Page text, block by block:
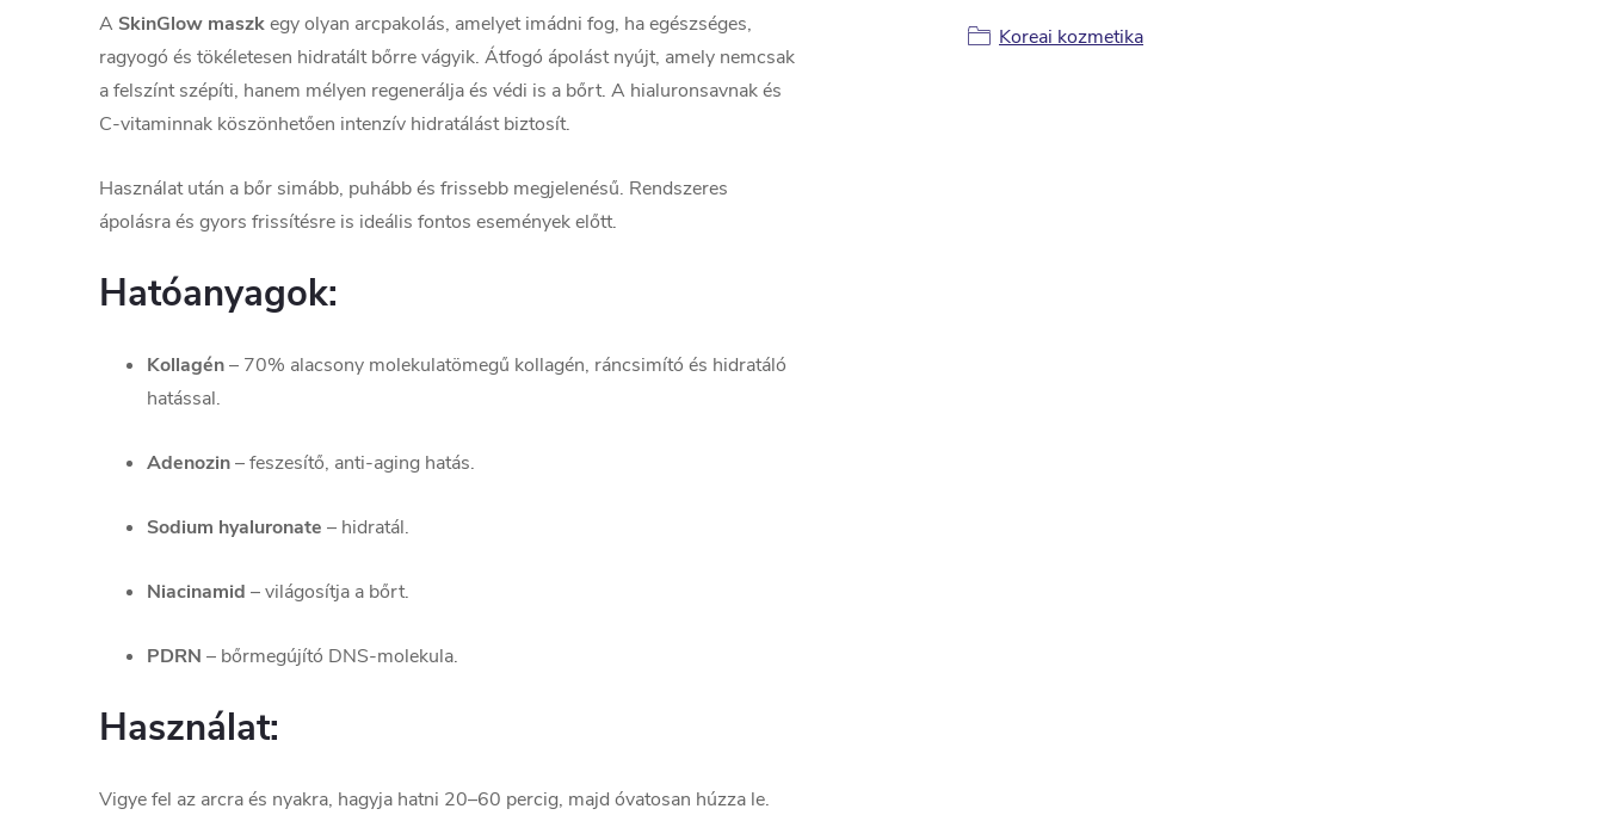
A SkinGlow maszkegy olyan arcpakolás, amelyet imádni fog, ha egészséges,
ragyogó és tökéletesen hidratált bőrre vágyik. Átfogó ápolást nyújt, amely nemcsak
a felszínt szépíti, hanem mélyen regenerálja és védi is a bőrt. A hialuronsavnak és
C-vitaminnak köszönhetően intenzív hidratálást biztosít.
Használat után a bőr simább, puhább és frissebb megjelenésű. Rendszeres
ápolásra és gyors frissítésre is ideális fontos események előtt.
Hatóanyagok:
Kollagén– 70% alacsony molekulatömegű kollagén, ráncsimító és hidratáló
hatással.
Adenozin– feszesítő, anti-aging hatás.
Sodium hyaluronate – hidratál.
Niacinamid – világosítja a bőrt.
PDRN – bőrmegújító DNS-molekula.
Használat:
Vigye fel az arcra és nyakra, hagyja hatni 20–60 percig, majd óvatosan húzza le.
Koreai kozmetika